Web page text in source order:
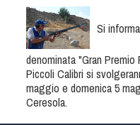
Si
denominata "Gran
Piccoli Calibri si
maggio e domenica 5
Ceresola.